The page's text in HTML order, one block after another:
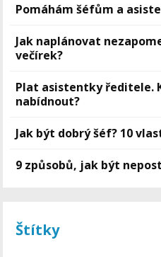
Pomáhám šéfům a
Jak naplánovat
večírek?
Plat asistentky ředitele.
nabídnout?
Jak být dobrý šéf? 10
9 způsobů, jak být
Štítky